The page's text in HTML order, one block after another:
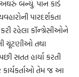
અઘરું બન્યું. પાન કાર્ડ
પારદર્શકતા
રહેલા કૉન્ગ્રેસીઓને
ચૂંટણીઓ તથા
સતત હાર્યા કરતી
કાર્યકર્તાઓ તેમ જ આ